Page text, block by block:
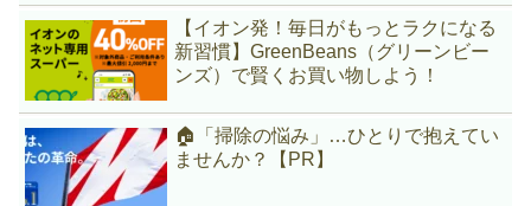
【イオン発！毎日がもっとラクになる
新習慣】GreenBeans（グリーンビー
ンズ）で賢くお買い物しよう！
🏠「掃除の悩み」…ひとりで抱えてい
ませんか？【PR】